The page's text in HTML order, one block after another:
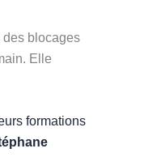
des blocages
Elle
formations